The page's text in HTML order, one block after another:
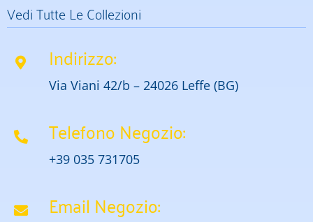
Vedi Tutte Le Collezioni
Indirizzo:
Via Viani 42/b – 24026 Leffe (BG)
Telefono Negozio:
+39 035 731705
Email Negozio: